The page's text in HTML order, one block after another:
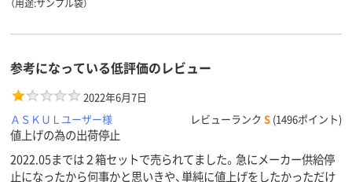
（用途:サンプル袋）
参考になっている低評価のレビュー
2022年6月7日
ＡＳＫＵＬユーザー様
レビューランク S (1496ポイント)
値上げの為の出荷停止
2022.05までは２箱セットで売られてました。急にメーカー供給停
止になったから何事かと思いきや、単純に値上げをしたかっただけ